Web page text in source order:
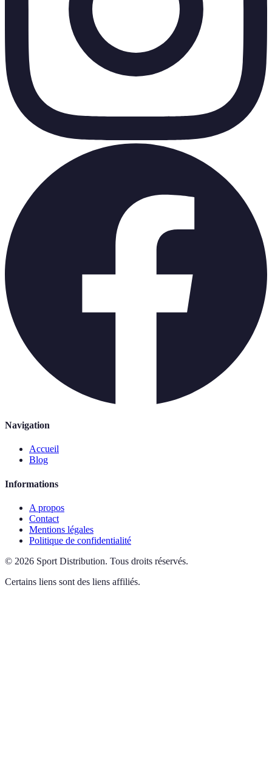
Navigation
Accueil
Blog
Informations
A propos
Contact
Mentions légales
Politique de confidentialité
© 2026 Sport Distribution. Tous droits réservés.
Certains liens sont des liens affiliés.